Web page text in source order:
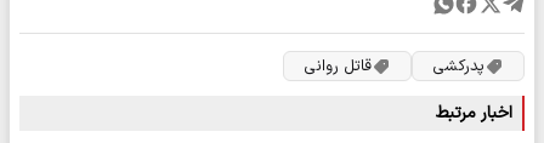
پدرکشی قاتل روانی
اخبار مرتبط